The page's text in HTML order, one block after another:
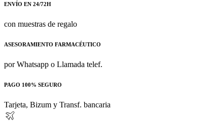
ENVÍO EN 24/72H
con muestras de regalo
ASESORAMIENTO FARMACÉUTICO
por Whatsapp o Llamada telef.
PAGO 100% SEGURO
Tarjeta, Bizum y Transf. bancaria